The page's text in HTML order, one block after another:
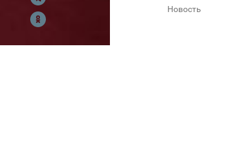
Новость